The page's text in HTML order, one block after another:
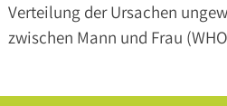
Verteilung der Ursachen
zwischen Mann und Frau